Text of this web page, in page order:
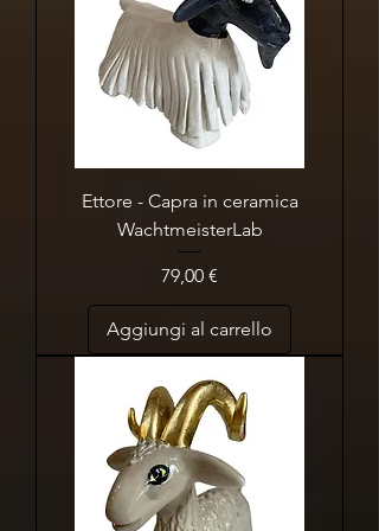
Ettore - Capra in ceramica
WachtmeisterLab
Prezzo
79,00 €
Aggiungi al carrello